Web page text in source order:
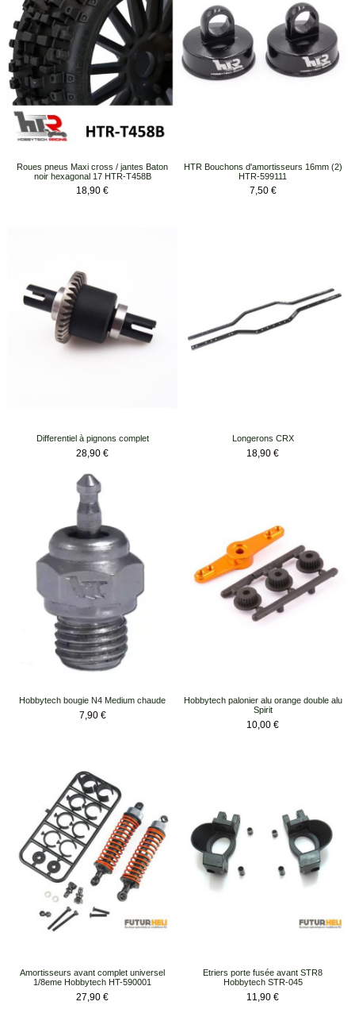
Roues pneus Maxi cross / jantes Baton
noir hexagonal 17 HTR-T458B
Prix
18,90 €
HTR Bouchons d'amortisseurs 16mm (2)
HTR-599111
Prix
7,50 €
Differentiel à pignons complet
Prix
28,90 €
Longerons CRX
Prix
18,90 €
Hobbytech bougie N4 Medium chaude
Prix
7,90 €
Hobbytech palonier alu orange double alu
Spirit
Prix
10,00 €
Amortisseurs avant complet universel
1/8eme Hobbytech HT-590001
Prix
27,90 €
Etriers porte fusée avant STR8
Hobbytech STR-045
Prix
11,90 €